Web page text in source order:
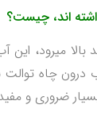
اند، چيست؟
میرود،
چاه
ضروری و